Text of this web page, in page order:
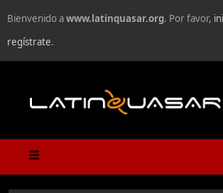
Bienvenido awww.latinquasar.org. Por favor,
regístrate.